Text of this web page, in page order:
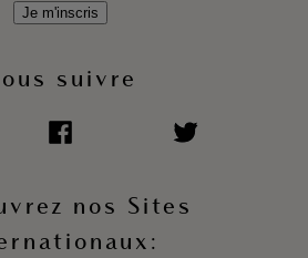
Je m'inscris
suivre
nos Sites